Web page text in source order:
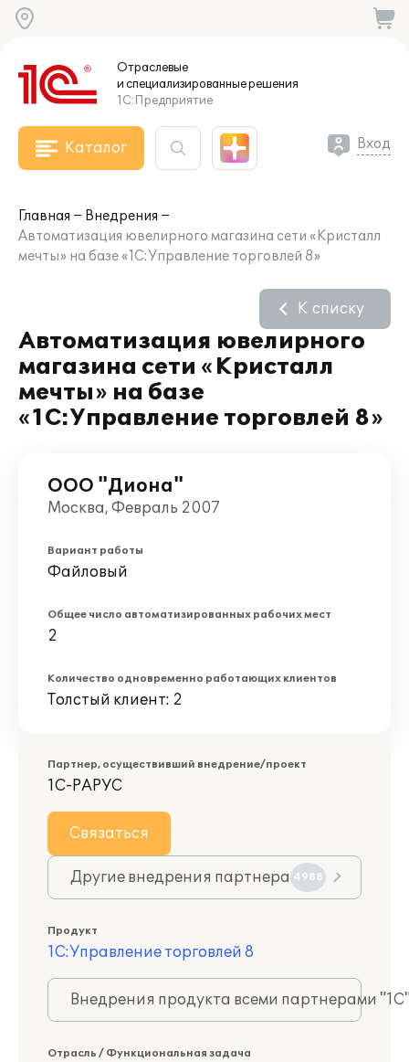
Отраслевые
и специализированныерешения
1С:Предприятие
Каталог Вход
Главная
Внедрения
Автоматизация ювелирного магазина сети «Кристалл
мечты» на базе «1С:Управление торговлей 8»
Автоматизация ювелирного
магазина сети «Кристалл
мечты» на базе
«1С:Управление торговлей 8»
К списку
ООО "Диона"
Москва, Февраль 2007
Вариант работы
Файловый
Общее число автоматизированных рабочих мест
2
Количество одновременно работающих клиентов
Толстый клиент: 2
Партнер, осуществивший внедрение/проект
1С-РАРУС
Связаться
Другие внедрения партнера 4988
Продукт
1С:Управление торговлей 8
Внедрения продукта всеми партнерами
Отрасль / Функциональная задача